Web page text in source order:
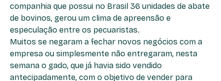
companhia que possui no Brasil 36 unidades de abate
de bovinos, gerou um clima de apreensão e
especulação entre os pecuaristas.
Muitos se negaram a fechar novos negócios com a
empresa ou simplesmente não entregaram, nesta
semana o gado, que já havia sido vendido
antecipadamente, com o objetivo de vender para